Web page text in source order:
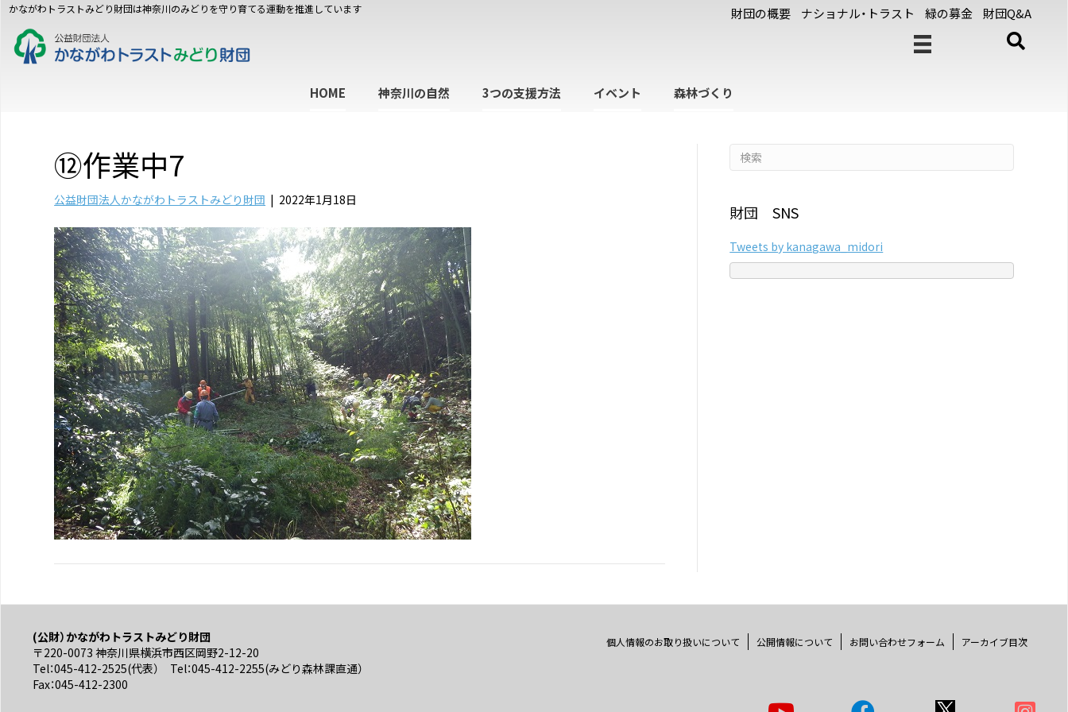
かながわトラストみどり財団は神奈川のみどりを守り育てる運動を推進しています 財団の概要 ナショナル・トラスト 緑の募金 財団Q&A
HOME 神奈川の自然 3つの支援方法 イベント 森林づくり
⑫作業中7
公益財団法人かながわトラストみどり財団 | 2022年1月18日
財団 SNS
Tweets by kanagawa_midori
(公財）かながわトラストみどり財団
〒220-0073 神奈川県横浜市西区岡野2-12-20
Tel：045-412-2525(代表） Tel：045-412-2255(みどり森林課直通）
Fax：045-412-2300
個人情報のお取り扱いについて 公開情報について お問い合わせフォーム アーカイブ目次